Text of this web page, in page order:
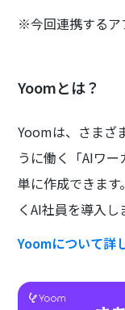
※今回連携するア
Yoomとは？
Yoomは、さまざ
うに働く「AIワ
単に作成できま
くAI社員を導入し
Yoomについて詳